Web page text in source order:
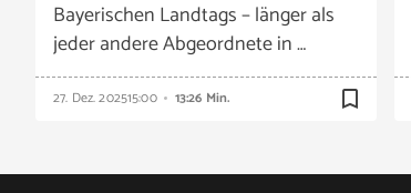
Bayerischen Landtags – länger als
jeder andere Abgeordnete in …
27. Dez. 202515:00 13:26 Min. bookmark_border